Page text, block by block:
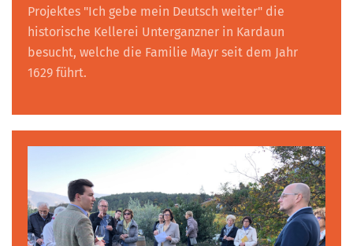
Projektes "Ich gebe mein Deutsch weiter" die
historische Kellerei Unterganzner in Kardaun
besucht, welche die Familie Mayr seit dem Jahr
1629 führt.